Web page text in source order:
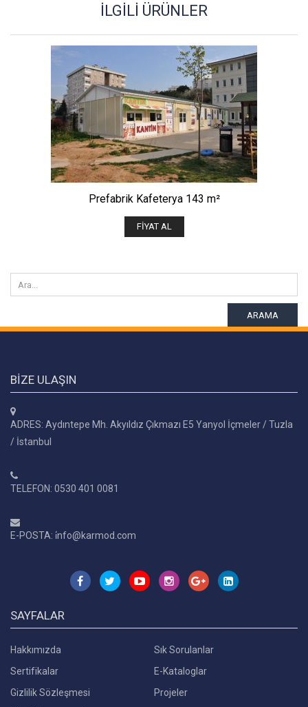
İLGILI ÜRÜNLER
Prefabrik Kafeterya 143 m²
FIYAT AL
ARAMA
BIZE ULAŞIN
ADRES: Aydıntepe Mh. Akyıldız Çıkmazı E5 Yanyol İçmeler / Tuzla
/ İstanbul
TELEFON: 0530 401 0081
E-POSTA: i̇nfo@karmod.com
SAYFALAR
Hakkımızda
Sertifikalar
Gizlilik Sözleşmesi
Sık Sorulanlar
E-Kataloglar
Projeler